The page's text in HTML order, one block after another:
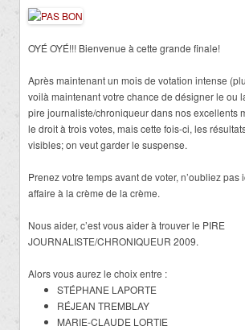
OYÉ OYÉ!!! Bienvenue à cette grande finale!
Après maintenant un mois de votation intense
voilà maintenant votre chance de désigner le ou
pire journaliste/chroniqueur dans nos excellents
le droit à trois votes, mais cette fois-ci, les
visibles; on veut garder le suspense.
Prenez votre temps avant de voter, n’oubliez pas
affaire à la crème de la crème.
Nous aider, c’est vous aider à trouver le PIRE
JOURNALISTE/CHRONIQUEUR 2009.
Alors vous aurez le choix entre :
STÉPHANE LAPORTE
RÉJEAN TREMBLAY
MARIE-CLAUDE LORTIE